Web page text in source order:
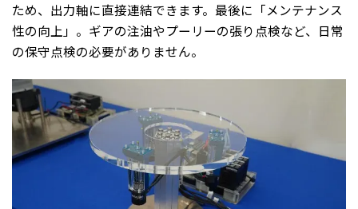
ため、出力軸に直接連結できます。最後に「メンテナンス
性の向上」。ギアの注油やプーリーの張り点検など、日常
の保守点検の必要がありません。